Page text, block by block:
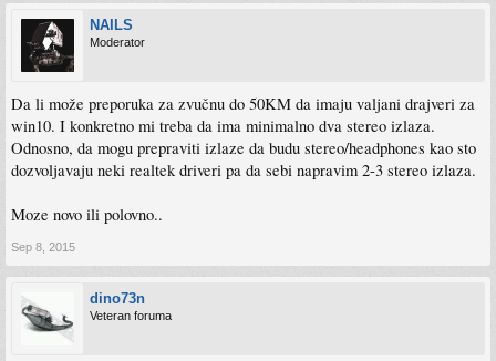
NAILS
Moderator
Da li može preporuka za zvučnu do 50KM da imaju valjani drajveri za
win10. I konkretno mi treba da ima minimalno dva stereo izlaza.
Odnosno, da mogu prepraviti izlaze da budu stereo/headphones kao sto
dozvoljavaju neki realtek driveri pa da sebi napravim 2-3 stereo izlaza.
Moze novo ili polovno..
Sep 8, 2015
dino73n
Veteran foruma